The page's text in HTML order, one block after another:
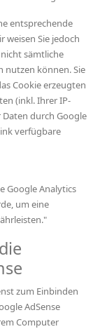
entsprechende
weisen Sie jedoch
sämtliche
nutzen können. Sie
Cookie erzeugten
(inkl. Ihrer IP-
Daten durch Google
verfügbare
Google Analytics
um eine
zum Einbinden
AdSense
Computer